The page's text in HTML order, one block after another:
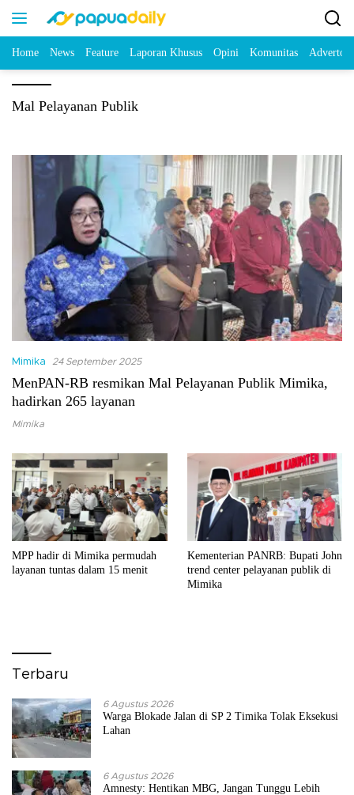
Home News Feature Laporan Khusus Opini Komunitas
Mal Pelayanan Publik
Mimika 24 September 2025
MenPAN-RB resmikan Mal Pelayanan Publik Mimika,
hadirkan 265 layanan
Mimika
MPP hadir di Mimika permudah
layanan tuntas dalam 15 menit
Kementerian PANRB: Bupati John
trend center pelayanan publik di
Mimika
Terbaru
6 Agustus 2026
Warga Blokade Jalan di SP 2 Timika Tolak Eksekusi
Lahan
6 Agustus 2026
Amnesty: Hentikan MBG, Jangan Tunggu Lebih